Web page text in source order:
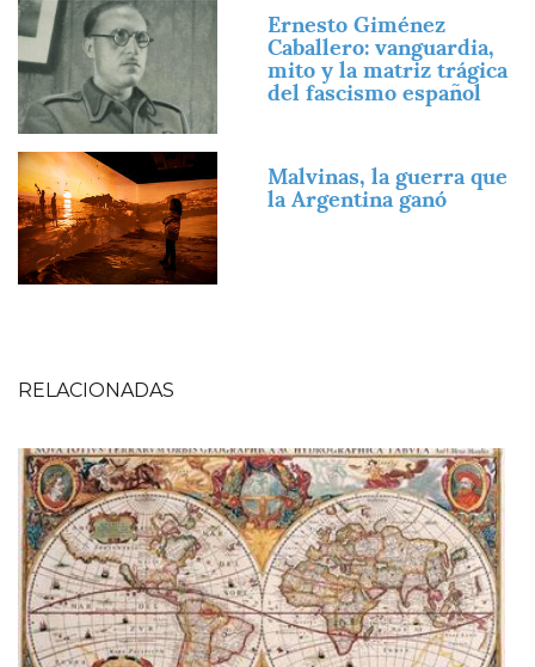
Imagen
Ernesto Giménez
Caballero: vanguardia,
mito y la matriz trágica
del fascismo español
Imagen
Malvinas, la guerra que
la Argentina ganó
RELACIONADAS
Imagen